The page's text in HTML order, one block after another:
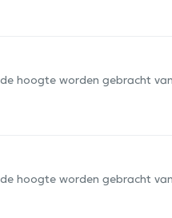
hoogte worden gebracht van
hoogte worden gebracht van